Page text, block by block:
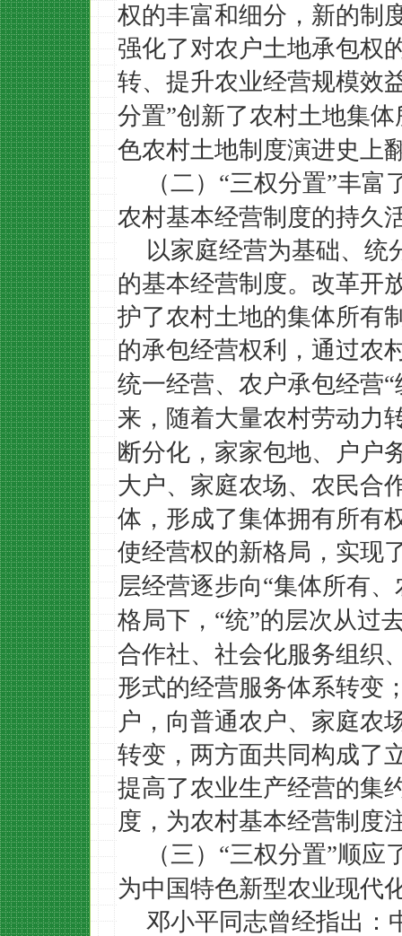
权的丰富和细分，新的制
强化了对农户土地承包权
转、提升农业经营规模效
分置”创新了农村土地集
色农村土地制度演进史上
（二） “三权分置”丰富
农村基本经营制度的持久
以家庭经营为基础、统
的基本经营制度。改革开
护了农村土地的集体所有
的承包经营权利，通过农
统一经营、农户承包经营“
来，随着大量农村劳动力
断分化，家家包地、户户
大户、家庭农场、农民合
体，形成了集体拥有所有
使经营权的新格局，实现
层经营逐步向“集体所有
格局下， “统”的层次从过
合作社、社会化服务组织
形式的经营服务体系转变
户，向普通农户、家庭农
转变，两方面共同构成了
提高了农业生产经营的集
度，为农村基本经营制度
（三） “三权分置”顺应
为中国特色新型农业现代
邓小平同志曾经指出：